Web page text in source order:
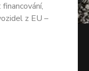
z EU –